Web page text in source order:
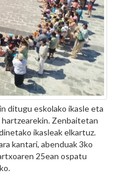
ditugu eskolako ikasle eta
Zenbaitetan
ikasleak elkartuz.
kantari, abenduak 3ko
25ean ospatu